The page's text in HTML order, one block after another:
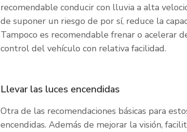
recomendable conducir con lluvia a alta
de suponer un riesgo de por sí, reduce la
Tampoco es recomendable frenar o acelerar
control del vehículo con relativa facilidad.
Llevar las luces encendidas
Otra de las recomendaciones básicas para
encendidas. Además de mejorar la visión,